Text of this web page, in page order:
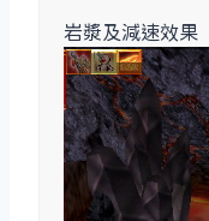
岩漿及減速效果